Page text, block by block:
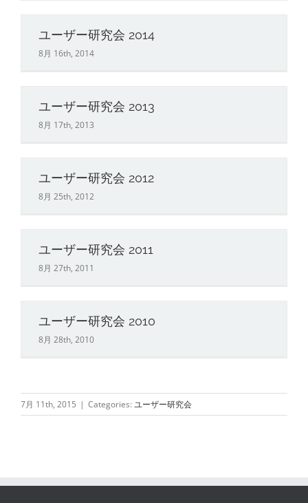
ユーザー研究会 2014
8月 16th, 2014
ユーザー研究会 2013
8月 17th, 2013
ユーザー研究会 2012
8月 25th, 2012
ユーザー研究会 2011
8月 27th, 2011
ユーザー研究会 2010
8月 28th, 2010
7月 11th, 2015 | Categories: ユーザー研究会